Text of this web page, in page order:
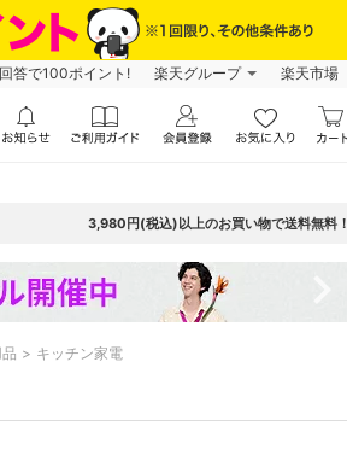
答で100ポイント! 楽天グループ 楽天市場
3,980円(税込)以上のお買い物で送料無料！
キッチン家電